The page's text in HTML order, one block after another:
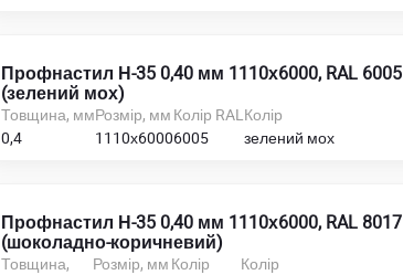
Профнастил Н-35 0,40 мм 1110х6000, RAL 6005
(зелений мох)
Товщина, мм
0,4
Розмір, мм
1110х6000
Колір RAL
6005
Колір
зелений мох
Профнастил Н-35 0,40 мм 1110х6000, RAL 8017
(шоколадно-коричневий)
Товщина,
Розмір, мм Колір
Колір